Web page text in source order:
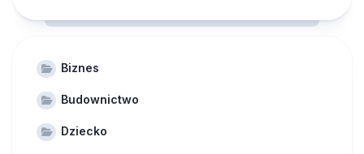
Biznes
Budownictwo
Dziecko